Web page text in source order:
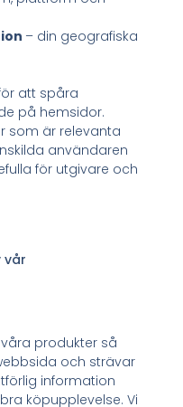
– din geografiska
att spåra
på hemsidor.
som är relevanta
användaren
för utgivare och
vår
produkter så
och strävar
information
köpupplevelse. Vi